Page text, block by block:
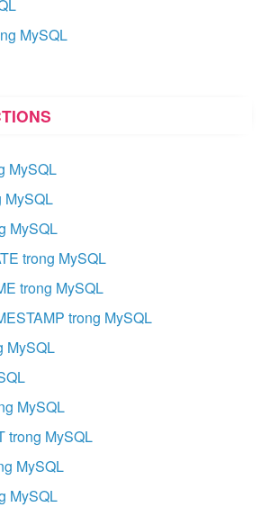
MySQL
MySQL
MySQL
MySQL
trong MySQL
trong MySQL
trong MySQL
MySQL
MySQL
trong MySQL
MySQL
MySQL